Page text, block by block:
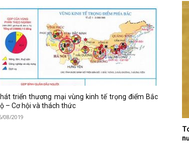
chí
Quản
triển thương mại vùng kinh tế trọng điểm Bắc
– Cơ hội và thách thức
08/2019